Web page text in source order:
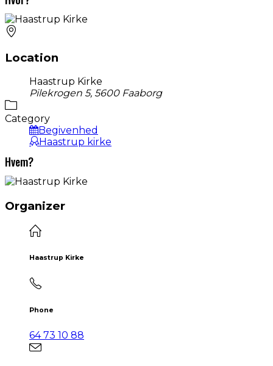
Location
Haastrup Kirke
Pilekrogen 5, 5600 Faaborg
Category
Begivenhed
Haastrup kirke
Hvem?
Organizer
Haastrup Kirke
Phone
64 73 10 88